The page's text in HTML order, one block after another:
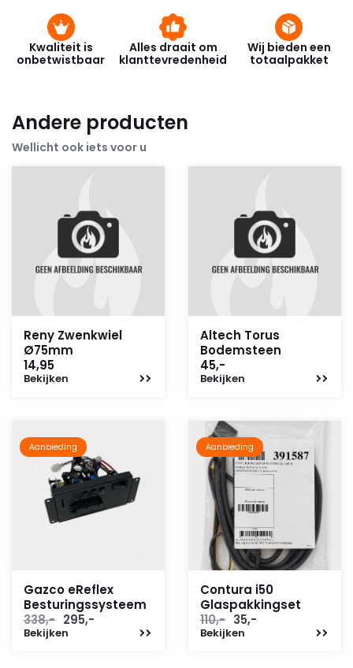
Kwaliteit is
onbetwistbaar
Alles draait om
klanttevredenheid
Wij bieden een
totaalpakket
Andere producten
Wellicht ook iets voor u
Reny Zwenkwiel
Ø75mm
14,95
Bekijken
Altech Torus
Bodemsteen
45,-
Bekijken
Aanbieding
Gazco eReflex
Besturingssysteem
338,- Oorspronkelijke
prijs
295,-
Bekijken
Aanbieding
Contura i50
Glaspakkingset
110,- Oorspronkelijke
prijs
35,-
Bekijken